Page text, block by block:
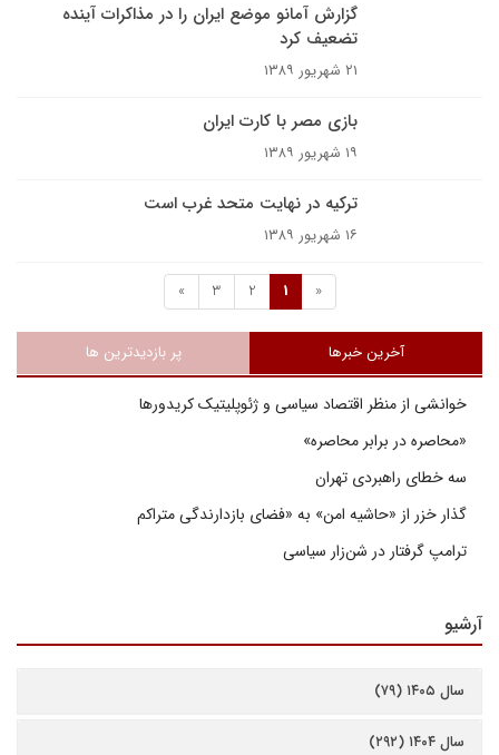
گزارش آمانو موضع ایران را در مذاکرات آینده
تضعیف کرد
۲۱ شهریور ۱۳۸۹
بازی مصر با کارت ایران
۱۹ شهریور ۱۳۸۹
ترکیه در نهایت متحد غرب است
۱۶ شهریور ۱۳۸۹
«
1
2
3
»
آخرین خبرها پر بازدیدترین ها
خوانشی از منظر اقتصاد سیاسی و ژئوپلیتیک کریدورها
«محاصره در برابر محاصره»
سه خطای راهبردی تهران
گذار خزر از «حاشیه امن» به «فضای بازدارندگی متراکم
ترامپ گرفتار در شن‌زار سیاسی
آرشیو
سال ۱۴۰۵ (۷۹)
سال ۱۴۰۴ (۲۹۲)